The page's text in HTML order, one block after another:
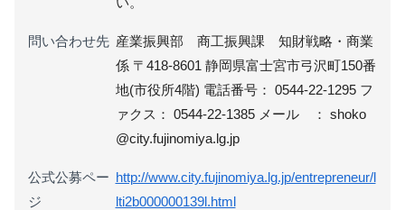
問い合わせ先 産業振興部 商工振興課 知財戦略・商業
係 〒418-8601 静岡県富士宮市弓沢町150番
地(市役所4階) 電話番号： 0544-22-1295 フ
ァクス： 0544-22-1385 メール ： shoko
@city.fujinomiya.lg.jp
公式公募ペー
ジ
http://www.city.fujinomiya.lg.jp/entrepreneur/l
lti2b000000139l.html